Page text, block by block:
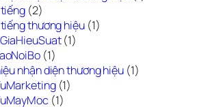
(2)
thương hiệu(1)
(1)
(1)
nhận diện thương hiệu (1)
(1)
(1)